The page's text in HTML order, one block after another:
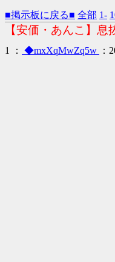
■掲示板に戻る■ 全部 1-
【安価・あんこ】息
1 ： ◆mxXqMwZq5w ：
-―
．-
／ ／
′/Ξ三
{: {三
､ ､三
丶 ＼
t．`
＼｀
゜
【安価・